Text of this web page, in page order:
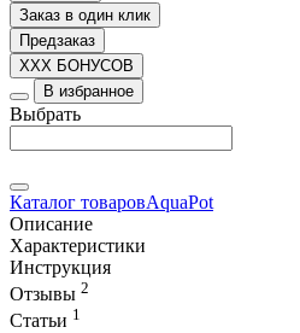
Заказ в один клик
Предзаказ
XXX БОНУСОВ
В избранное
Выбрать
Каталог товаровAquaPot
Описание
Характеристики
Инструкция
Отзывы 2
Статьи 1